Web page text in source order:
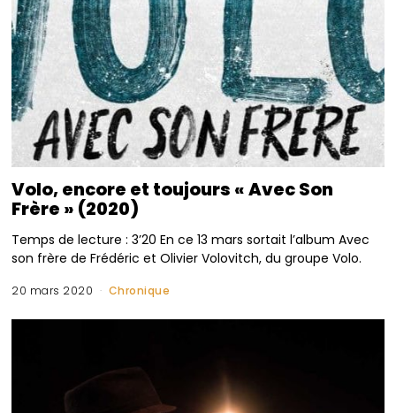
Volo, encore et toujours « Avec Son
Frère » (2020)
Temps de lecture : 3’20 En ce 13 mars sortait l’album Avec
son frère de Frédéric et Olivier Volovitch, du groupe Volo.
20 mars 2020 Chronique